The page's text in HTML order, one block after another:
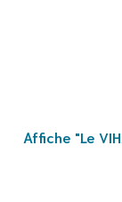
Affiche "Le